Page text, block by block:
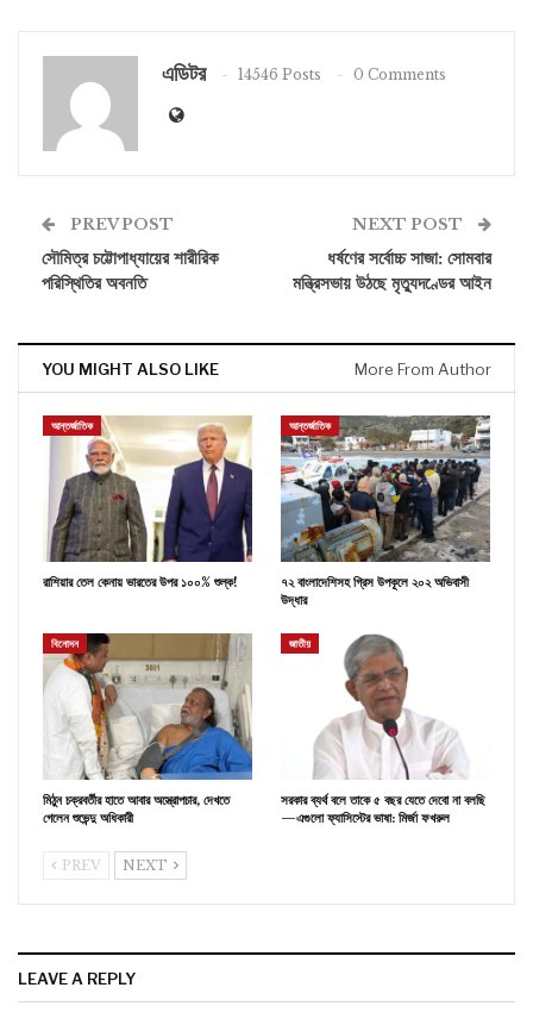
এডিটর 14546 Posts 0 Comments
PREV POST
সৌমিত্র চট্টোপাধ্যায়ের শারীরিক
পরিস্থিতির অবনতি
NEXT POST
ধর্ষণের সর্বোচ্চ সাজা: সোমবার
মন্ত্রিসভায় উঠছে মৃত্যুদণ্ডের আইন
YOU MIGHT ALSO LIKE More From Author
আন্তর্জাতিক
রাশিয়ার তেল কেনায় ভারতের উপর ১০০% শুল্ক!
আন্তর্জাতিক
৭২ বাংলাদেশিসহ গ্রিস উপকূলে ২০২ অভিবাসী
উদ্ধার
বিনোদন
মিঠুন চক্রবর্তীর হাতে আবার অস্ত্রোপচার, দেখতে
গেলেন শুভেন্দু অধিকারী
জাতীয়
সরকার ব্যর্থ বলে তাকে ৫ বছর যেতে দেবো না বলছি
—এগুলো ফ্যাসিস্টের ভাষা: মির্জা ফখরুল
PREV NEXT
LEAVE A REPLY